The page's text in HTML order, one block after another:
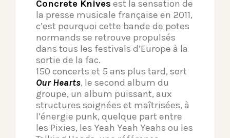
Concrete Knives est la sensation de
la presse musicale française en 2011,
c’est pourquoi cette bande de potes
normands se retrouve propulsés
dans tous les festivals d’Europe à la
sortie de la fac.
150 concerts et 5 ans plus tard, sort
Our Hearts, le second album du
groupe, un album puissant, aux
structures soignées et maîtrisées, à
l’énergie punk, quelque part entre
les Pixies, les Yeah Yeah Yeahs ou les